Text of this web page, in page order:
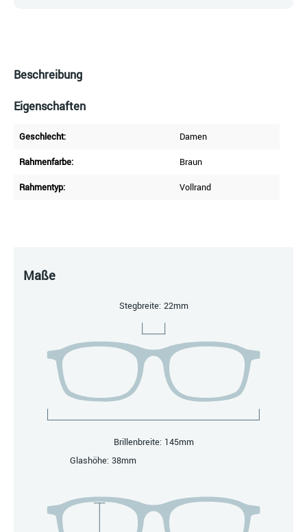
Beschreibung
Eigenschaften
Geschlecht:
Damen
Rahmenfarbe:
Braun
Rahmentyp:
Vollrand
Maße
Stegbreite: 22mm
Brillenbreite: 145mm
Glashöhe: 38mm